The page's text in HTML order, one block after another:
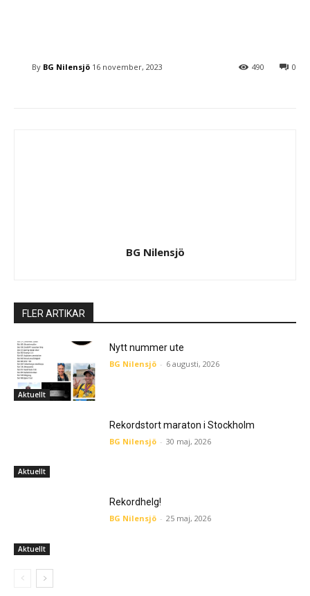
By BG Nilensjö 16 november, 2023 0
490
BG Nilensjö
FLER ARTIKAR
Aktuellt
Nytt nummer ute
BG Nilensjö - 6 augusti, 2026
Aktuellt
Rekordstort maraton i Stockholm
BG Nilensjö - 30 maj, 2026
Aktuellt
Rekordhelg!
BG Nilensjö - 25 maj, 2026